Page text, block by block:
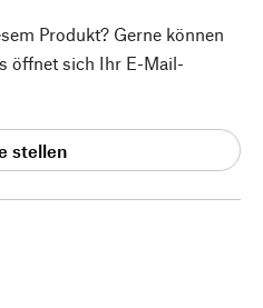
Produkt? Gerne können
öffnet sich Ihr E-Mail-
stellen